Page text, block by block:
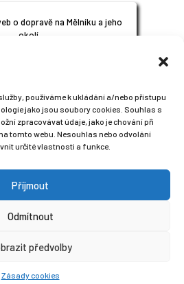
používáme k ukládání a/nebo přístupu
jako jsou soubory cookies. Souhlas s
zpracovávat údaje, jako je chování při
tomto webu. Nesouhlas nebo odvolání
určité vlastnosti a funkce.
Příjmout
Odmítnout
předvolby
Zásady cookies
o dopravě na Mělníku a jeho
okolí.
na sociálních sítích